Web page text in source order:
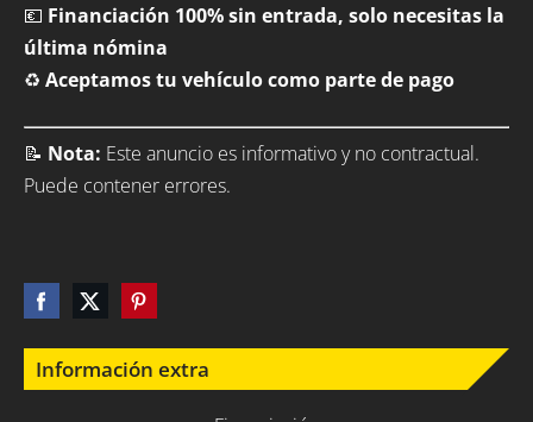
Información extra
💶 Financiación 100% sin entrada, solo necesitas la
última nómina
♻️ Aceptamos tu vehículo como parte de pago
📝 Nota: Este anuncio es informativo y no contractual.
Puede contener errores.